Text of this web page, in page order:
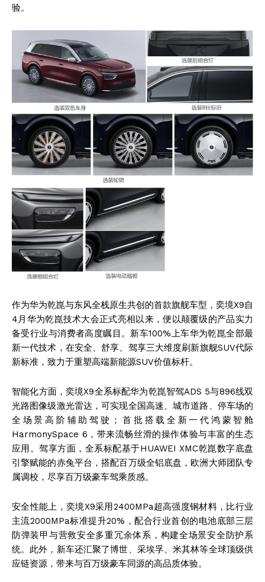
验。
作为华为乾崑与东风全栈原生共创的首款旗舰车型，奕境X9自
4月华为乾崑技术大会正式亮相以来，便以颠覆级的产品实力
备受行业与消费者高度瞩目。新车100%上车华为乾崑全部最
新一代技术，在安全、舒享、驾享三大维度刷新旗舰SUV代际
新标准，致力于重塑高端新能源SUV价值标杆。
智能化方面，奕境X9全系标配华为乾崑智驾ADS 5与896线双
光路图像级激光雷达，可实现全国高速、城市道路、停车场的
全场景高阶辅助驾驶；首批搭载全新一代鸿蒙智舱
HarmonySpace 6，带来流畅丝滑的操作体验与丰富的生态
应用。驾享方面，全系标配基于HUAWEI XMC乾崑数字底盘
引擎赋能的赤兔平台，搭配百万级全铝底盘，欧洲大师团队专
属调校，尽享百万级豪车驾乘质感。
安全性能上，奕境X9采用2400MPa超高强度钢材料，比行业
主流2000MPa标准提升20%，配合行业首创的电池底部三层
防弹装甲与营救安全多重冗余体系，构建全场景安全防护系
统。此外，新车还汇聚了博世、采埃孚、米其林等全球顶级供
应链资源，带来与百万级豪车同源的高品质体验。